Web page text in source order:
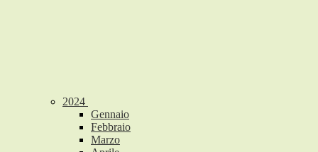
2024
Gennaio
Febbraio
Marzo